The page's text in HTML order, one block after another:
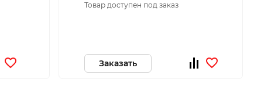
Товар доступен под заказ
Заказать